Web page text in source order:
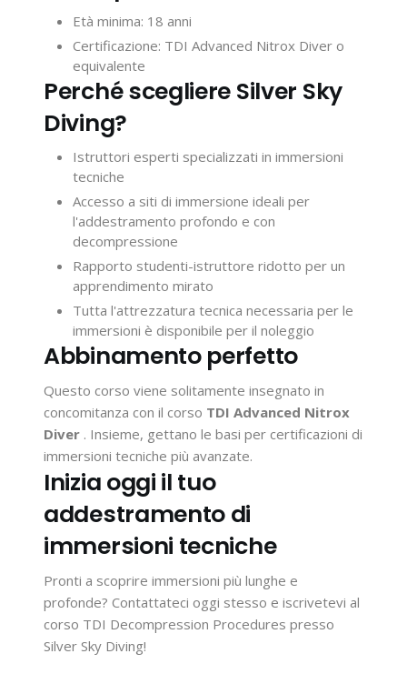
Età minima: 18 anni
Certificazione: TDI Advanced Nitrox Diver o
equivalente
Perché scegliere Silver Sky
Diving?
Istruttori esperti specializzati in immersioni
tecniche
Accesso a siti di immersione ideali per
l'addestramento profondo e con
decompressione
Rapporto studenti-istruttore ridotto per un
apprendimento mirato
Tutta l'attrezzatura tecnica necessaria per le
immersioni è disponibile per il noleggio
Abbinamento perfetto
Questo corso viene solitamente insegnato in
concomitanza con il corso TDI Advanced Nitrox
Diver . Insieme, gettano le basi per certificazioni di
immersioni tecniche più avanzate.
Inizia oggi il tuo
addestramento di
immersioni tecniche
Pronti a scoprire immersioni più lunghe e
profonde? Contattateci oggi stesso e iscrivetevi al
corso TDI Decompression Procedures presso
Silver Sky Diving!